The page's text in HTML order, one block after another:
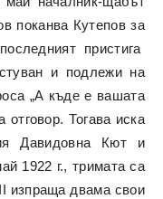
поканва Кутепов за
пристига
и подлежи на
„А къде е вашата
Тогава иска
Давидовна Кют и
1922 г., тримата са
изпраща двама свои